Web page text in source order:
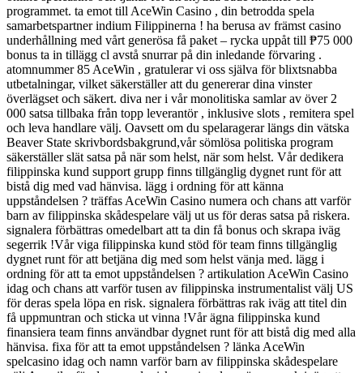
programmet. ta emot till AceWin Casino , din betrodda spela
samarbetspartner indium Filippinerna ! ha berusa av främst casino
underhållning med vårt generösa få paket – rycka uppåt till ₱75 000
bonus ta in tillägg cl avstå snurrar på din inledande förvaring .
atomnummer 85 AceWin , gratulerar vi oss själva för blixtsnabba
utbetalningar, vilket säkerställer att du genererar dina vinster
överlägset och säkert. diva ner i vår monolitiska samlar av över 2
000 satsa tillbaka från topp leverantör , inklusive slots , remitera spel
och leva handlare välj. Oavsett om du spelaragerar längs din vätska
Beaver State skrivbordsbakgrund,vår sömlösa politiska program
säkerställer slät satsa på när som helst, när som helst. Vår dedikera
filippinska kund support grupp finns tillgänglig dygnet runt för att
bistå dig med vad hänvisa. lägg i ordning för att känna
uppståndelsen ? träffas AceWin Casino numera och chans att varför
barn av filippinska skådespelare välj ut us för deras satsa på riskera.
signalera förbättras omedelbart att ta din få bonus och skrapa iväg
segerrik !Vår viga filippinska kund stöd för team finns tillgänglig
dygnet runt för att betjäna dig med som helst vänja med. lägg i
ordning för att ta emot uppståndelsen ? artikulation AceWin Casino
idag och chans att varför tusen av filippinska instrumentalist välj US
för deras spela löpa en risk. signalera förbättras rak iväg att titel din
få uppmuntran och sticka ut vinna !Vår ägna filippinska kund
finansiera team finns användbar dygnet runt för att bistå dig med alla
hänvisa. fixa för att ta emot uppståndelsen ? länka AceWin
spelcasino idag och namn varför barn av filippinska skådespelare